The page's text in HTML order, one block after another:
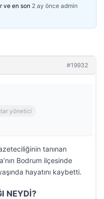
ve en son 2 ay önce admin
#19932
yönetici
tanınan
Bodrum ilçesinde
hayatını kaybetti.
NEYDİ?